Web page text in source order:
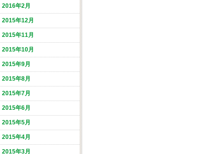
2016年2月
2015年12月
2015年11月
2015年10月
2015年9月
2015年8月
2015年7月
2015年6月
2015年5月
2015年4月
2015年3月